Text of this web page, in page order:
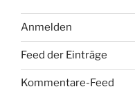
Anmelden
Feed der Einträge
Kommentare-Feed